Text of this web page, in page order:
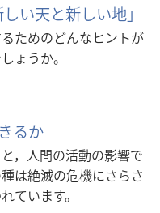
い天と新しい地」
ためのどんなヒントが
ょうか。
るか
，人間の活動の影響で
は絶滅の危機にさらさ
ています。